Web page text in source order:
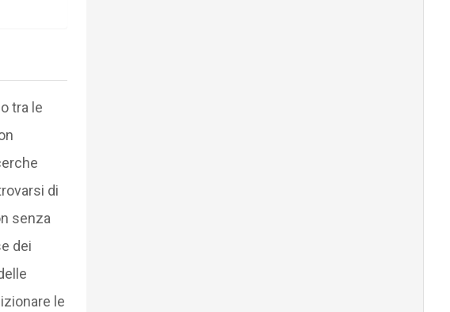
tra le
di
senza
dei
le